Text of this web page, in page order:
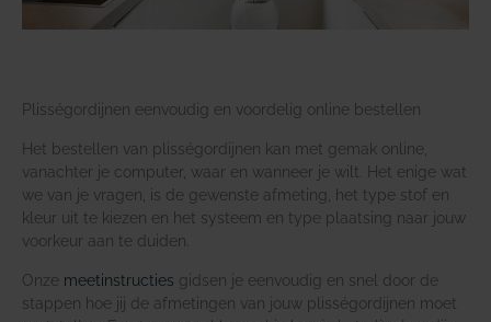
Plisségordijnen eenvoudig en voordelig online bestellen
Het bestellen van plisségordijnen kan met gemak online,
vanachter je computer, waar en wanneer je wilt. Het enige wat
we van je vragen, is de gewenste afmeting, het type stof en
kleur uit te kiezen en het systeem en type plaatsing naar jouw
voorkeur aan te duiden.
Onze meetinstructies gidsen je eenvoudig en snel door de
stappen hoe jij de afmetingen van jouw plisségordijnen moet